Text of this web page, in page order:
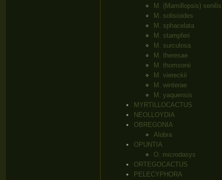
M. (Mamillopsis) senilis
M. solisioides
M. sphacelata
M. stampferi
M. surculosa
M. theresae
M. thomsonii
M. viereckii
M. winterae
M. yaquensis
MYRTILLOCACTUS
NEOLLOYDIA
OBREGONIA
Alobra
OPUNTIA
O. microdasys
ORTEGOCACTUS
PELECYPHORA